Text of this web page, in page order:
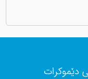
دێموکرات